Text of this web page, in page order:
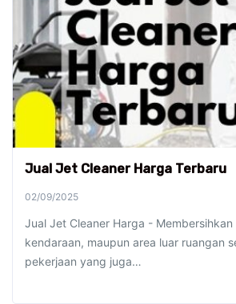
Jual Jet Cleaner Harga Terbaru
02/09/2025
Jual Jet Cleaner Harga - Membersihkan
kendaraan, maupun area luar ruangan
pekerjaan yang juga…